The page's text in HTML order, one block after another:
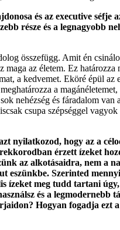
és az executive séfje
része és a legnagyobb
összefügg. Amit én
maga az életem. Ez határozza
a kedvemet. Eköré épül az
a magánéletemet,
nehézség és fáradalom van a
csupa szépséggel
nyilatkozod, hogy az a
érzett ízeket
az alkotásaidra, nem a
eszünkbe. Szerinted
ízeket meg tudd tartani
és a legmodernebb
Hogyan fogadja ezt a